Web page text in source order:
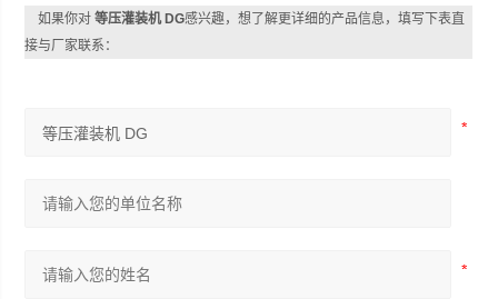
如果你对等压灌装机 DG感兴趣，想了解更详细的产品信息，填写下表直
接与厂家联系：